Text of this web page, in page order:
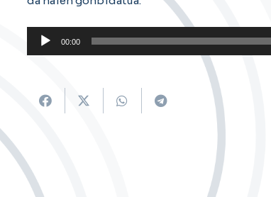
Soinu
erreproduzigailua
00:00